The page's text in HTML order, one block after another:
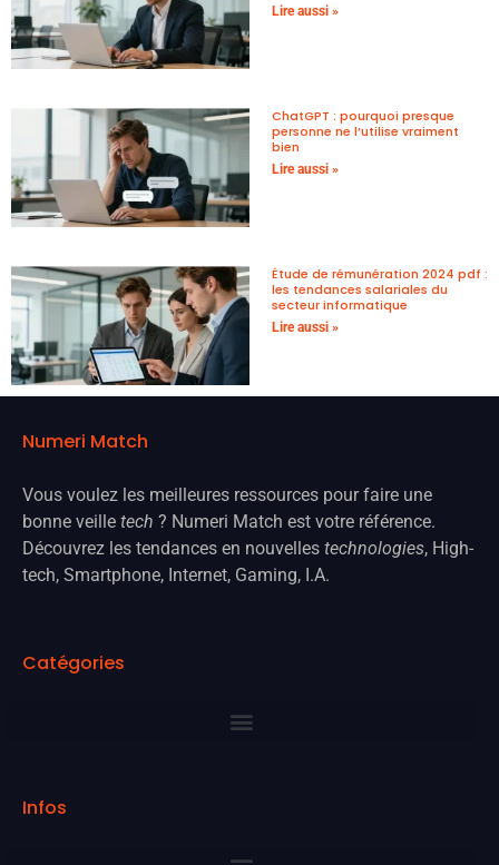
Lire aussi »
ChatGPT : pourquoi presque
personne ne l’utilise vraiment
bien
Lire aussi »
Étude de rémunération 2024 pdf :
les tendances salariales du
secteur informatique
Lire aussi »
Numeri Match
Vous voulez les meilleures ressources pour faire une
bonne veille tech ? Numeri Match est votre référence.
Découvrez les tendances en nouvelles technologies, High-
tech, Smartphone, Internet, Gaming, I.A.
Catégories
Infos